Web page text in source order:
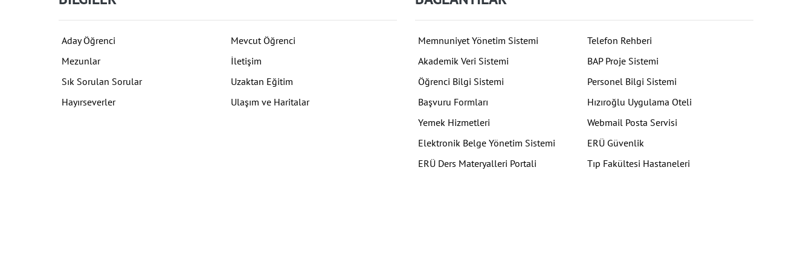
Aday Öğrenci
Mevcut Öğrenci
Mezunlar
İletişim
Sık Sorulan Sorular
Uzaktan Eğitim
Hayırseverler
Ulaşım ve Haritalar
Memnuniyet Yönetim Sistemi
Telefon Rehberi
Akademik Veri Sistemi
BAP Proje Sistemi
Öğrenci Bilgi Sistemi
Personel Bilgi Sistemi
Başvuru Formları
Hızıroğlu Uygulama Oteli
Yemek Hizmetleri
Webmail Posta Servisi
Elektronik Belge Yönetim Sistemi
ERÜ Güvenlik
ERÜ Ders Materyalleri Portali
Tıp Fakültesi Hastaneleri